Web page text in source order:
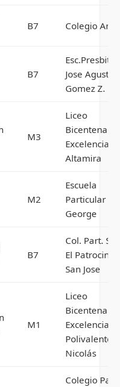
B7 Colegio
B7
Jose Agustin
Gomez Z.
M3
Liceo
Excelencia
Altamira
M2
Escuela
Particular
George
B7
Col. Part.
El Patrocinio
San Jose
M1
Liceo
Excelencia
Polivalente
Nicolás
Colegio